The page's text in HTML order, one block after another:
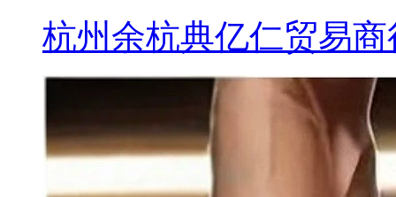
杭州余杭典亿仁贸易